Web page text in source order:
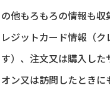
の他もろもろの情報も
レジットカード情報（
す）、注文又は購入し
オン又は訪問したとき